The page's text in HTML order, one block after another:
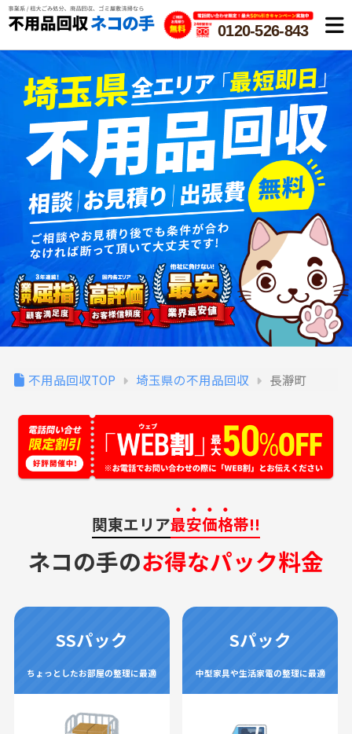
0120-526-843
不用品回収TOP 埼玉県の不用品回収 長瀞町
関東エリア最安価格帯!!
ネコの手のお得なパック料金
SSパック
ちょっとしたお部屋の整理に最適
Sパック
中型家具や生活家電の整理に最適